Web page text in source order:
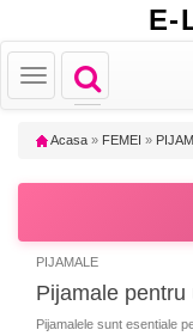
E-
Toggle
navigation
Toggle
navigation
Acasa » FEMEI »
PIJAMALE
Pijamale pentru
Pijamalele sunt esentiale